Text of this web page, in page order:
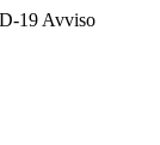
19 Avviso